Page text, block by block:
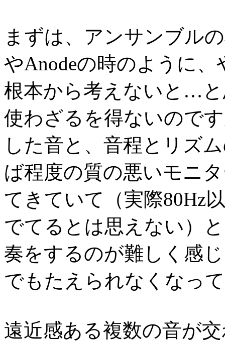
まずは、アンサンブル
やAnodeの時のように
根本から考えないと…
使わざるを得ないので
した音と、音程とリズ
ば程度の質の悪いモニ
てきていて（実際80Hz
でてるとは思えない）
奏をするのが難しく感
でもたえられなくなっ
遠近感ある複数の音が